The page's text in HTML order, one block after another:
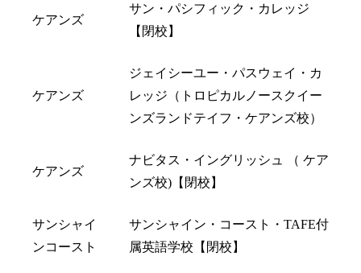
ケアンズ
サン・パシフィック・カレッジ
【閉校】
ケアンズ
ジェイシーユー・パスウェイ・カ
レッジ（トロピカルノースクイー
ンズランドテイフ・ケアンズ校）
ケアンズ
ナビタス・イングリッシュ （ ケア
ンズ校)【閉校】
サンシャイ
ンコースト
サンシャイン・コースト・TAFE付
属英語学校【閉校】